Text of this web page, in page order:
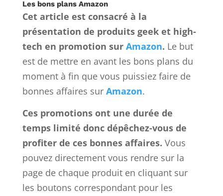
Les bons plans Amazon
Cet article est consacré à la
présentation de produits geek et high-
tech en promotion sur Amazon. Le but
est de mettre en avant les bons plans du
moment à fin que vous puissiez faire de
bonnes affaires sur Amazon.
Ces promotions ont une durée de
temps limité donc dépêchez-vous de
profiter de ces bonnes affaires. Vous
pouvez directement vous rendre sur la
page de chaque produit en cliquant sur
les boutons correspondant pour les